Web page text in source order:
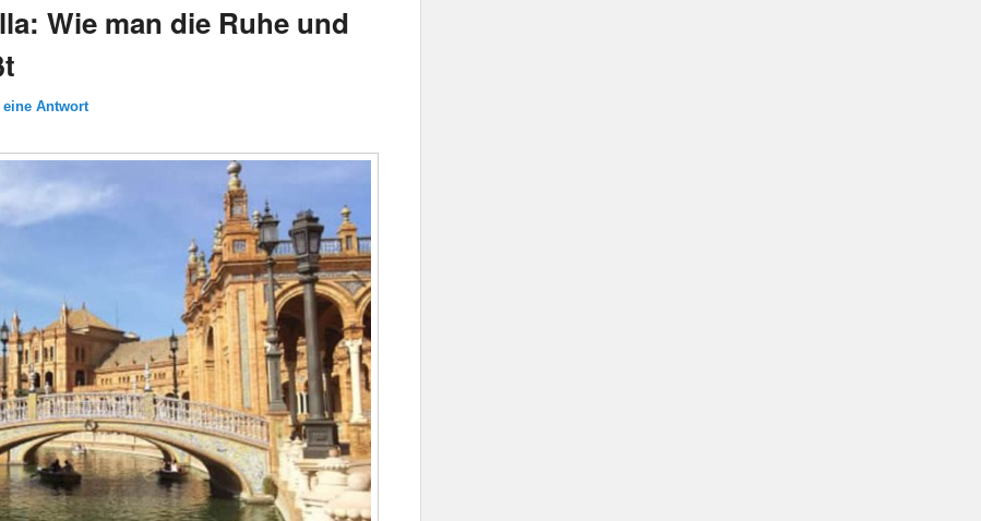
Wie man die Ruhe und
eine Antwort